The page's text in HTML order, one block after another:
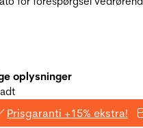
oplysninger
Prisgaranti +15% ekstra!